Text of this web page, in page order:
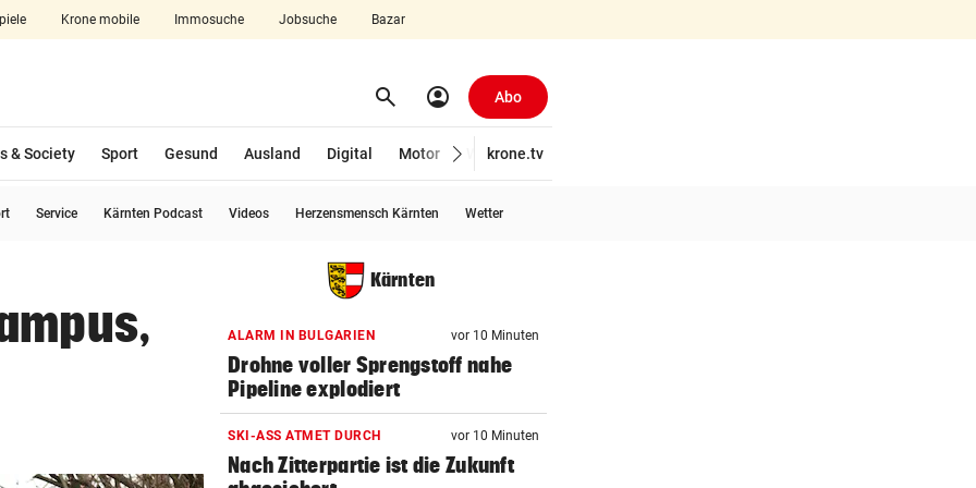
Krone mobile Immosuche Jobsuche Bazar
aufklappen search Suchen
account_circle Abo
& Society Sport Gesund Ausland Digital Motor Wirtschaft
krone.tv
Service Kärnten Podcast Videos Herzensmensch Kärnten Wetter
Kärnten
ALARM IN BULGARIEN vor 10 Minuten
Drohne voller Sprengstoff nahe
Pipeline explodiert
SKI-ASS ATMET DURCH vor 10 Minuten
Nach Zitterpartie ist die Zukunft